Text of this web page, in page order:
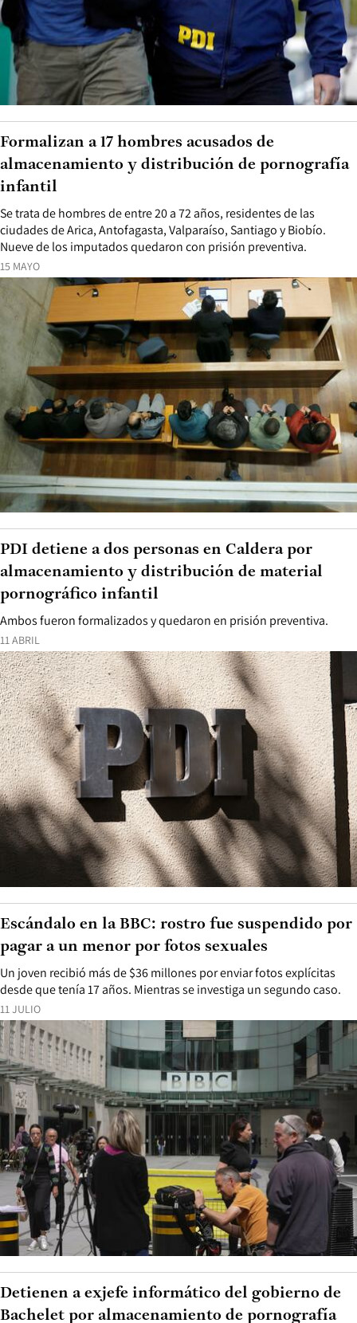
15 MAYO
Se trata de hombres de entre 20 a 72 años, residentes de las
ciudades de Arica, Antofagasta, Valparaíso, Santiago y Biobío.
Nueve de los imputados quedaron con prisión preventiva.
Formalizan a 17 hombres acusados de
almacenamiento y distribución de pornografía
infantil
11 ABRIL
Ambos fueron formalizados y quedaron en prisión preventiva.
PDI detiene a dos personas en Caldera por
almacenamiento y distribución de material
pornográfico infantil
11 JULIO
Un joven recibió más de $36 millones por enviar fotos explícitas
desde que tenía 17 años. Mientras se investiga un segundo caso.
Escándalo en la BBC: rostro fue suspendido por
pagar a un menor por fotos sexuales
Detienen a exjefe informático del gobierno de
Bachelet por almacenamiento de pornografía